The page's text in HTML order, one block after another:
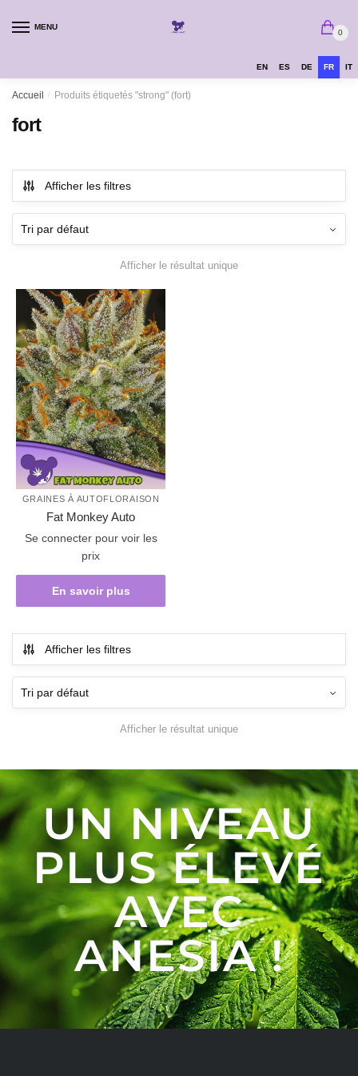
MENU
0
EN ES DE FR IT
Accueil / Produits étiquetés "strong" (fort)
fort
Afficher les filtres
Afficher le résultat unique
GRAINES À AUTOFLORAISON
Fat Monkey Auto
Se connecter pour voir les
prix
En savoir plus
Afficher les filtres
Afficher le résultat unique
UN NIVEAU
PLUS ÉLEVÉ
AVEC
ANESIA !